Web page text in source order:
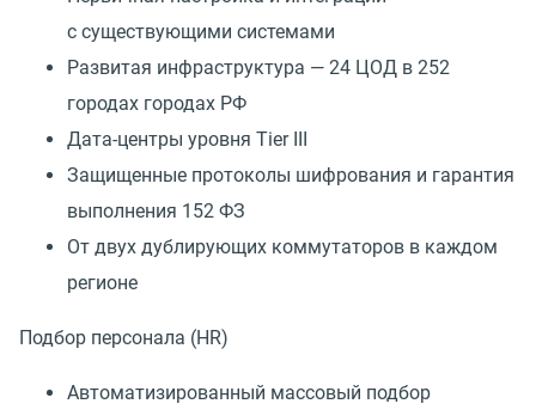
с существующими системами
Развитая инфраструктура — 24 ЦОД в 252
городах городах РФ
Дата-центры уровня Tier III
Защищенные протоколы шифрования и гарантия
выполнения 152 ФЗ
От двух дублирующих коммутаторов в каждом
регионе
Подбор персонала (HR)
Автоматизированный массовый подбор